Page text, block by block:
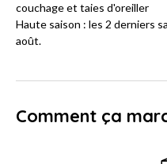
couchage et taies d'oreiller
Haute saison : les 2 derniers
août.
Comment ça